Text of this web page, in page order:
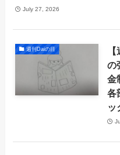
July 27, 2026
週刊Daiの目
の
金
各
ッ